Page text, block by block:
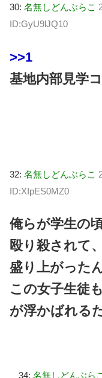
30: 名無しどんぶらこ
ID:GyU9lJQ10
>>1
基地内部見学
32: 名無しどんぶらこ
ID:XIpES0MZ0
俺らが学生の
殴り殺されて
盛り上がった
この女子生徒
が浮かばれる
34: 名無しどんぶらこ